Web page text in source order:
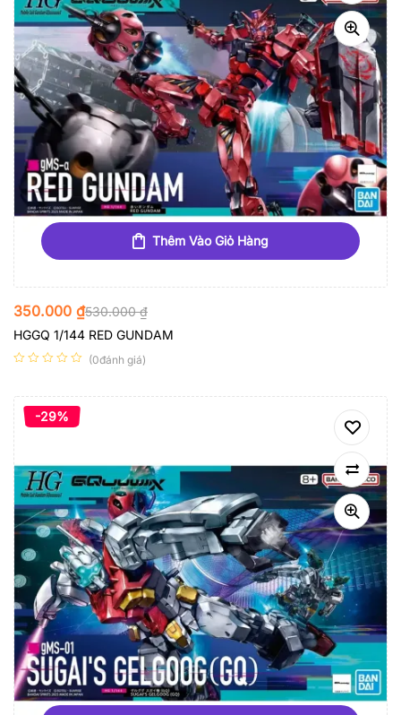
Thêm Vào Giỏ Hàng
530.000₫
350.000 ₫
HGGQ 1/144 RED GUNDAM
(0đánh giá)
-29%